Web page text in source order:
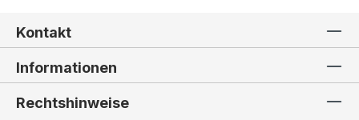
Kontakt
Informationen
Rechtshinweise